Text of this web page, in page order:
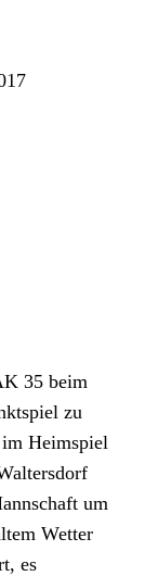
35 beim
zu
im Heimspiel
um
Wetter
es